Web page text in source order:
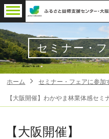
セミナー・
ホーム セミナー・フェアに参加
【大阪開催】わかやま林業体感セミ
【大阪開催】